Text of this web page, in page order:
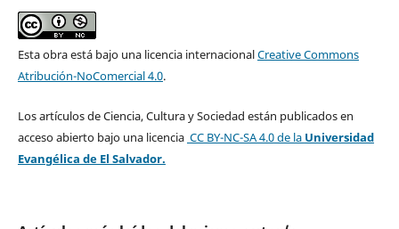
Esta obra está bajo una licencia internacionalCreative Commons
Atribución-NoComercial 4.0.
Los artículos de Ciencia, Cultura y Sociedad están publicados en
acceso abierto bajo una licencia CC BY-NC-SA 4.0de la Universidad
Evangélica de El Salvador.